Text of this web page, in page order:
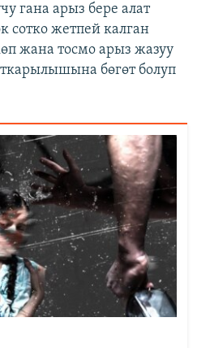
гана арыз бере алат
сотко жетпей калган
жана тосмо арыз жазуу
бөгөт болуп